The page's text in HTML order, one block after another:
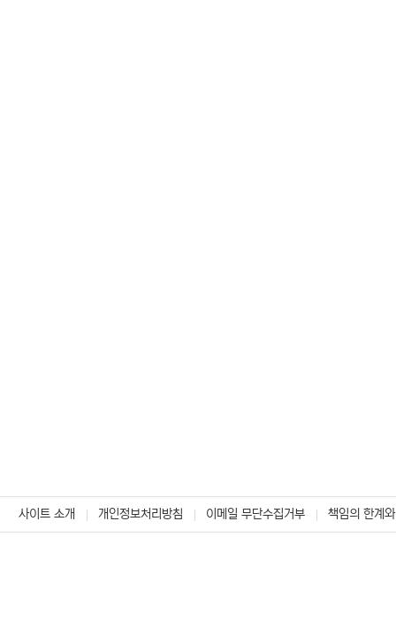
사이트 소개 개인정보처리방침 이메일 무단수집거부 책임의 한계